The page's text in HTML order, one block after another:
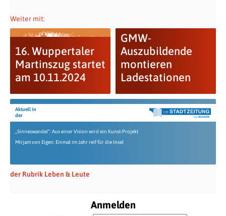
Weiter mit:
16. Wuppertaler
Martinszug startet
am 10.11.2024
GMW-
Auszubildende
montieren
Ladestationen
Aktuell in
der
„Sinneswandel“: Aus einer Vision wird ein Kunst-Projekt
Mirjam von Eigen: Einmal im Jahr reif für die Insel
der Rubrik Leben & Leute
Anmelden